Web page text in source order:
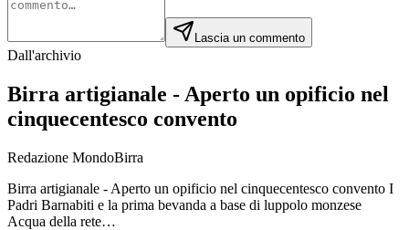
Lascia un commento
Dall'archivio
Birra artigianale - Aperto un opificio nel
cinquecentesco convento
Redazione MondoBirra
Birra artigianale - Aperto un opificio nel cinquecentesco convento I
Padri Barnabiti e la prima bevanda a base di luppolo monzese
Acqua della rete…